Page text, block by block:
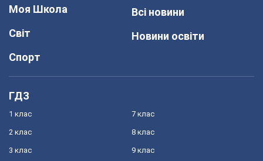
Моя Школа
Світ
Спорт
Всі новини
Новини освіти
ГДЗ
1 клас
2 клас
3 клас
7 клас
8 клас
9 клас